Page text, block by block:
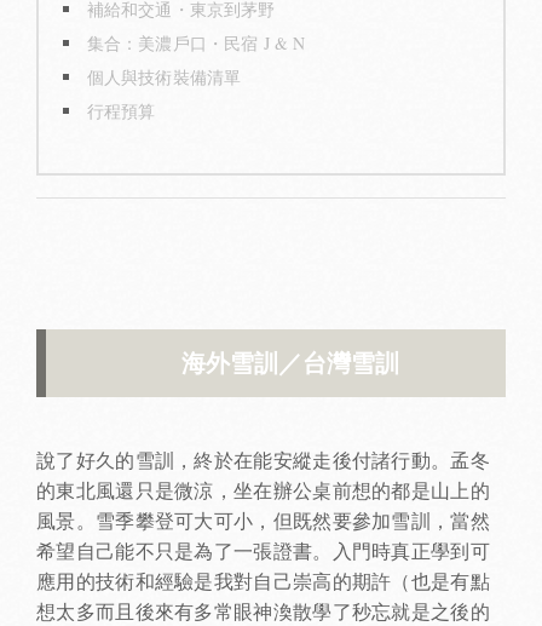
補給和交通・東京到茅野
集合：美濃戶口・民宿 J & N
個人與技術裝備清單
行程預算
海外雪訓／台灣雪訓
說了好久的雪訓，終於在能安縱走後付諸行動。孟冬
的東北風還只是微涼，坐在辦公桌前想的都是山上的
風景。雪季攀登可大可小，但既然要參加雪訓，當然
希望自己能不只是為了一張證書。入門時真正學到可
應用的技術和經驗是我對自己崇高的期許（也是有點
想太多而且後來有多常眼神渙散學了秒忘就是之後的